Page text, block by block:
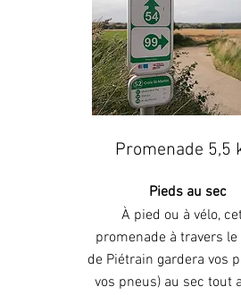
Promenade 5,5
Pieds au sec
À pied ou à vélo,
promenade à travers le
de Piétrain gardera vos
vos pneus) au sec tout